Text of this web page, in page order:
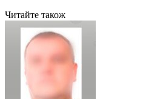
Читайте також